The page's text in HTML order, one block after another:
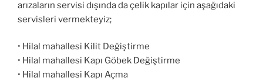
arızaların servisi dışında da çelik kapılar için aşağıdaki
servisleri vermekteyiz;
• Hilal mahallesi Kilit Değiştirme
• Hilal mahallesi Kapı Göbek Değiştirme
• Hilal mahallesi Kapı Açma